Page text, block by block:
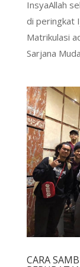
InsyaAllah
di peringkat
Matrikulasi
Sarjana
CARA